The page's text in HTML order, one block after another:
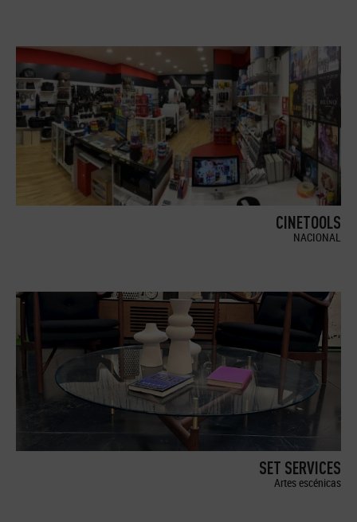
CINETOOLS
NACIONAL
SET SERVICES
Artes escénicas